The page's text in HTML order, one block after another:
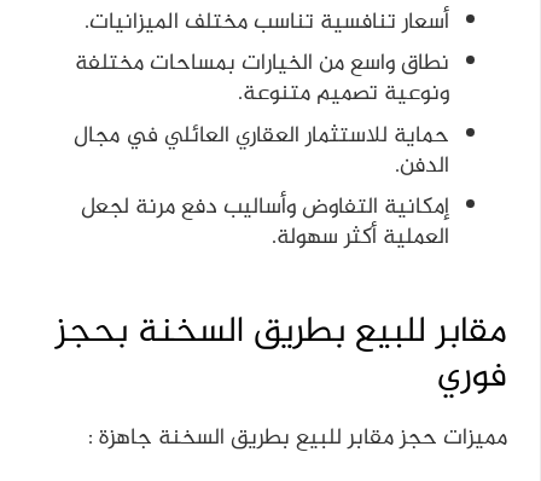
أسعار تنافسية تناسب مختلف الميزانيات.
نطاق واسع من الخيارات بمساحات مختلفة
ونوعية تصميم متنوعة.
حماية للاستثمار العقاري العائلي في مجال
الدفن.
إمكانية التفاوض وأساليب دفع مرنة لجعل
العملية أكثر سهولة.
مقابر للبيع بطريق السخنة بحجز
فوري
مميزات حجز مقابر للبيع بطريق السخنة جاهزة :